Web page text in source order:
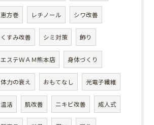
恵方巻 レチノール シワ改善
くすみ改善 シミ対策 飾り
エステＷＡＭ熊本店 身体づくり
体力の衰え おもてなし 光電子繊維
温活 肌改善 ニキビ改善 成人式